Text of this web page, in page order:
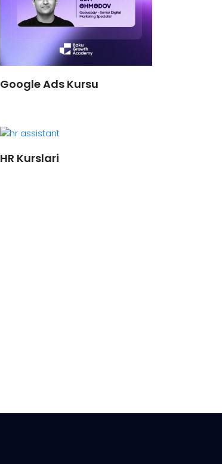
Google Ads Kursu
HR Kurslari